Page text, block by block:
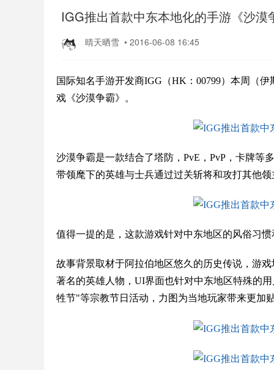
IGG推出首款中东本地化的手游《沙漠
晴天晒雪 • 2016-06-08 16:45
国际知名手游开发商IGG（HK：00799）本周（
戏《沙漠争霸》。
沙漠争霸是一款结合了塔防，PvE，PvP，卡牌等
带领麾下的英雄与士兵通过过关斩将和攻打其他
值得一提的是，这款游戏针对中东地区的风俗习
故事背景取材于阿拉伯地区悠久的历史传说，游
著名的英雄人物，UI界面也针对中东地区特殊的
牲节"等宗教节日活动，力图为当地玩家带来更加